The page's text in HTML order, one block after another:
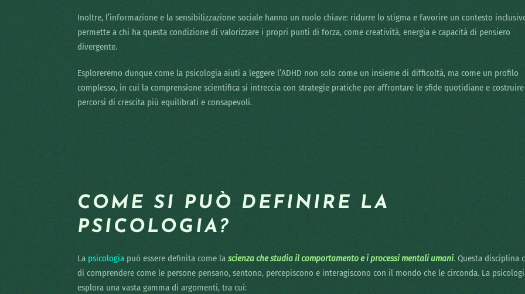
Inoltre, l’informazione e la sensibilizzazione sociale hanno un ruolo chiave: ridurre lo stigma e favorire un contesto
permette a chi ha questa condizione di valorizzare i propri punti di forza, come creatività, energia e capacità di pensiero
divergente.
Esploreremo dunque come la psicologia aiuti a leggere l’ADHD non solo come un insieme di difficoltà, ma come un profilo
complesso, in cui la comprensione scientifica si intreccia con strategie pratiche per affrontare le sfide quotidiane e costruire
percorsi di crescita più equilibrati e consapevoli.
COME SI PUÒ DEFINIRE LA
PSICOLOGIA?
La psicologia può essere definita come la scienza che studia il comportamento e i processi mentali umani. Questa disciplina
di comprendere come le persone pensano, sentono, percepiscono e interagiscono con il mondo che le circonda. La
esplora una vasta gamma di argomenti, tra cui: